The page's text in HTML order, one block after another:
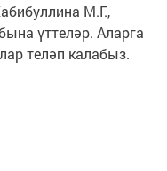
М.Г.,
үттеләр. Аларга
теләп калабыз.